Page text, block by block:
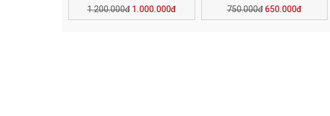
1.200.000đ 1.000.000đ
750.000đ 650.000đ